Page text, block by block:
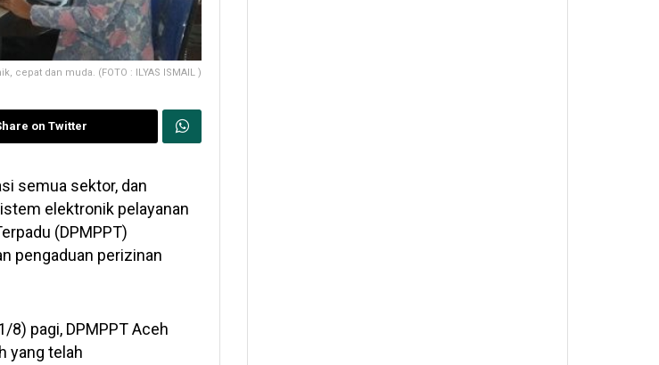
cepat dan muda. (FOTO : ILYAS ISMAIL )
on Twitter
semua sektor, dan
elektronik pelayanan
(DPMPPT)
pengaduan perizinan
8) pagi, DPMPPT Aceh
yang telah